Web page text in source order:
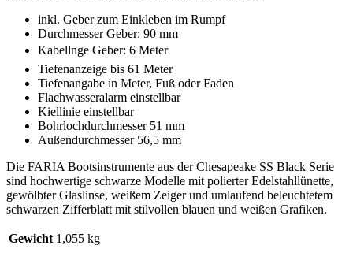
inkl. Geber zum Einkleben im Rumpf
Durchmesser Geber: 90 mm
Kabellnge Geber: 6 Meter
Tiefenanzeige bis 61 Meter
Tiefenangabe in Meter, Fuß oder Faden
Flachwasseralarm einstellbar
Kiellinie einstellbar
Bohrlochdurchmesser 51 mm
Außendurchmesser 56,5 mm
Die FARIA Bootsinstrumente aus der Chesapeake SS Black Serie
sind hochwertige schwarze Modelle mit polierter Edelstahllünette,
gewölbter Glaslinse, weißem Zeiger und umlaufend beleuchtetem
schwarzen Zifferblatt mit stilvollen blauen und weißen Grafiken.
Gewicht 1,055 kg